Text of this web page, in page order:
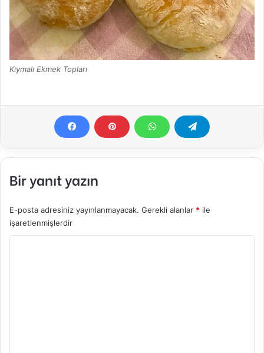
Kıymalı Ekmek Topları
Bir yanıt yazın
E-posta adresiniz yayınlanmayacak. Gerekli alanlar * ile
işaretlenmişlerdir